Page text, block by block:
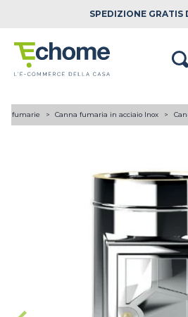
SPEDIZIONE GRATIS
fumarie Canna fumaria in acciaio Inox